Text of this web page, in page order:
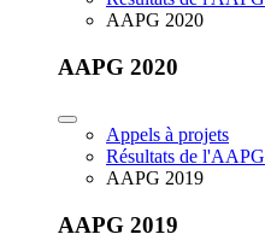
AAPG 2020
AAPG 2020
Appels à projets
Résultats de l'AAPG
AAPG 2019
AAPG 2019